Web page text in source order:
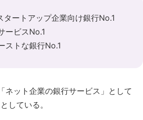
タートアップ企業向け銀行No.1
ービスNo.1
ストな銀行No.1
ネット企業の銀行サービス」として
している。